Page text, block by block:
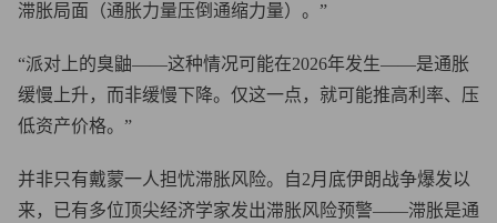
滞胀局面（通胀力量压倒通缩力量）。”
“派对上的臭鼬——这种情况可能在2026年发生——是通胀
缓慢上升，而非缓慢下降。仅这一点，就可能推高利率、压
低资产价格。”
并非只有戴蒙一人担忧滞胀风险。自2月底伊朗战争爆发以
来，已有多位顶尖经济学家发出滞胀风险预警——滞胀是通